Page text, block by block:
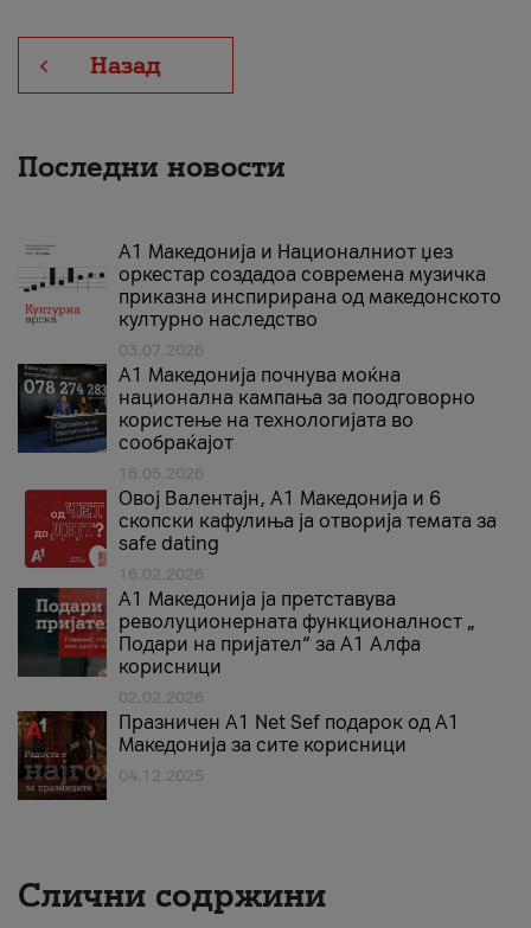
Назад
Последни новости
А1 Македонија и Националниот џез
оркестар создадоа современа музичка
приказна инспирирана од македонското
културно наследство
03.07.2026
A1 Македонија почнува моќна
национална кампања за поодговорно
користење на технологијата во
сообраќајот
18.05.2026
Овој Валентајн, A1 Македонија и 6
скопски кафулиња ја отворија темата за
safe dating
16.02.2026
А1 Македонија ја претставува
револуционерната функционалност „
Подари на пријател“ за А1 Алфа
корисници
02.02.2026
Празничен A1 Net Sеf подарок од А1
Македонија за сите корисници
04.12.2025
Слични содржини